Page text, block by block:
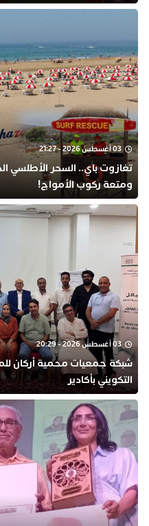
03 أغسطس 2026 - 21:27
تغازوت باي.. السحر الأطلسي
ومتعة ركوب الأمواج!
03 أغسطس 2026 - 20:29
شبكة جمعيات محمية أركان
التكويني بأكادير